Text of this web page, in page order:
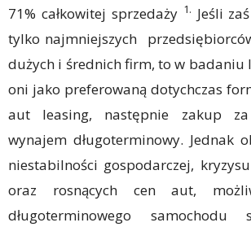
71% całkowitej sprzedaży 1. Jeśli
tylko najmniejszych
dużych i średnich firm, to w badaniu
oni jako preferowaną dotychczas
aut leasing, następnie zakup
wynajem długoterminowy. Jednak
niestabilności gospodarczej,
oraz rosnących cen aut,
długoterminowego samochodu